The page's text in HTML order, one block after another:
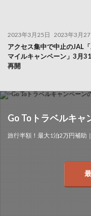
2023年3月25日 2023年3月27
アクセス集中で中止のJAL
マイルキャンペーン」3月
再開
Go Toトラベルキャ
旅行半額！最大1泊2万円補助